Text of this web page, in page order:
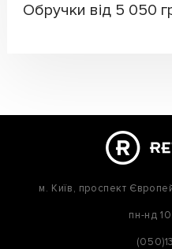
Обручки від 5 050
м. Київ, проспект
пн-нд